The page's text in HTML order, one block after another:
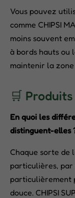
Vous pouvez
comme CHIPSI
moins souvent
à bords hauts ou
maintenir la
🛒
En quoi les
distinguent-elles
Chaque sorte de
particulières, par
particulièrement
douce. CHIPSI